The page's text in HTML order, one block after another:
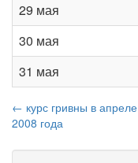
29 мая
30 мая
31 мая
← курс гривны в апреле
2008 года